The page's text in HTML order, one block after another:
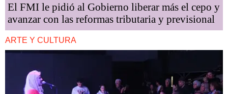
El FMI le pidió al Gobierno liberar más el cepo y
avanzar con las reformas tributaria y previsional
ARTE Y CULTURA